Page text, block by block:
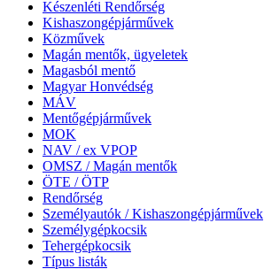
Készenléti Rendőrség
Kishaszongépjárművek
Közművek
Magán mentők, ügyeletek
Magasból mentő
Magyar Honvédség
MÁV
Mentőgépjárművek
MOK
NAV / ex VPOP
OMSZ / Magán mentők
ÖTE / ÖTP
Rendőrség
Személyautók / Kishaszongépjárművek
Személygépkocsik
Tehergépkocsik
Típus listák